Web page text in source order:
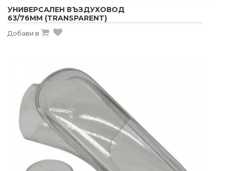
УНИВЕРСАЛЕН ВЪЗДУХОВОД
63/76MM (TRANSPARENT)
Добави в